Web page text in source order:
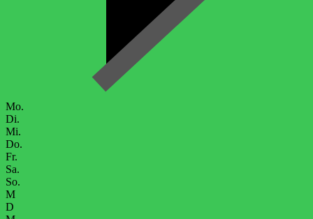
Mo.
Di.
Mi.
Do.
Fr.
Sa.
So.
M
D